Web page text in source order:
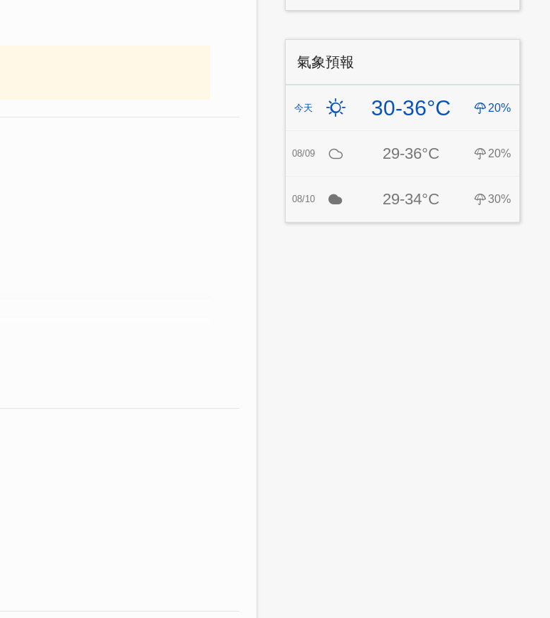
氣象預報
今天 30-36°C 20%
08/09 29-36°C 20%
08/10 29-34°C 30%